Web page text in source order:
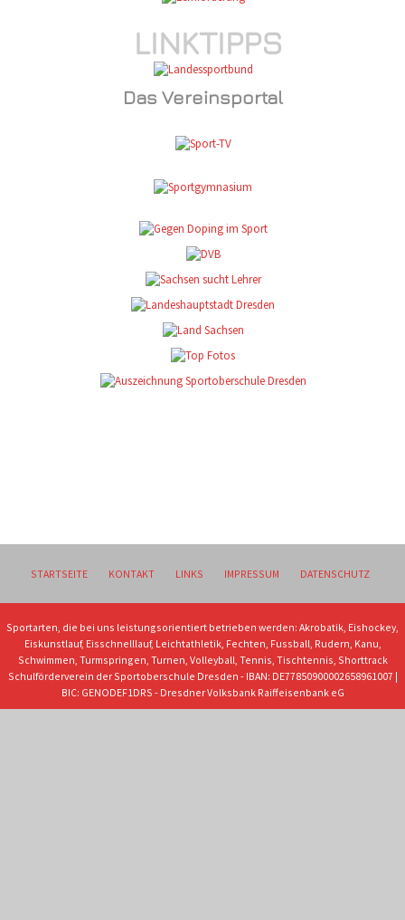
LINKTIPPS
Das Vereinsportal
STARTSEITE KONTAKT LINKS IMPRESSUM DATENSCHUTZ
Sportarten, die bei uns leistungsorientiert betrieben werden: Akrobatik, Eishockey,
Eiskunstlauf, Eisschnelllauf, Leichtathletik, Fechten, Fussball, Rudern, Kanu,
Schwimmen, Turmspringen, Turnen, Volleyball, Tennis, Tischtennis, Shorttrack
Schulförderverein der Sportoberschule Dresden - IBAN: DE77850900002658961007 |
BIC: GENODEF1DRS - Dresdner Volksbank Raiffeisenbank eG